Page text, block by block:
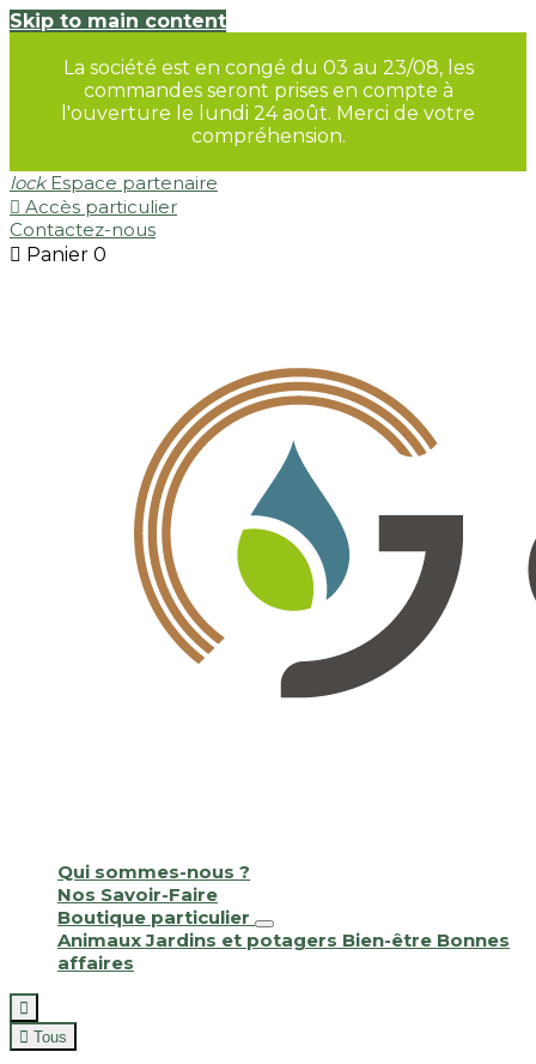
Skip to main content
La société est en congé du 03 au 23/08, les
commandes seront prises en compte à
l'ouverture le lundi 24 août. Merci de votre
compréhension.
lockEspace partenaire
 Accès particulier
Contactez-nous
 Panier 0
Qui sommes-nous ?
Nos Savoir-Faire
Boutique particulier
AnimauxJardins et potagers Bien-être Bonnes
affaires

 Tous